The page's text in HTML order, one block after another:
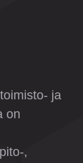
ja
on
,